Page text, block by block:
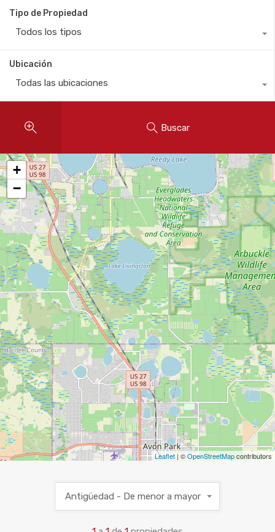
Tipo de Propiedad
Todos los tipos
Ubicación
Todas las ubicaciones
Buscar
+
−
Leaflet| ©OpenStreetMapcontributors
Antigüedad - De menor a mayor